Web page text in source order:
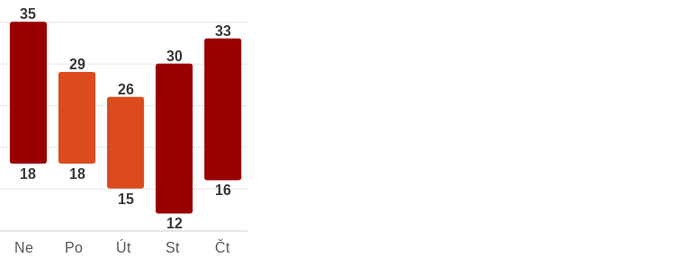
35
18
29
18
26
15
30
12
33
16
Ne Po Út St Čt